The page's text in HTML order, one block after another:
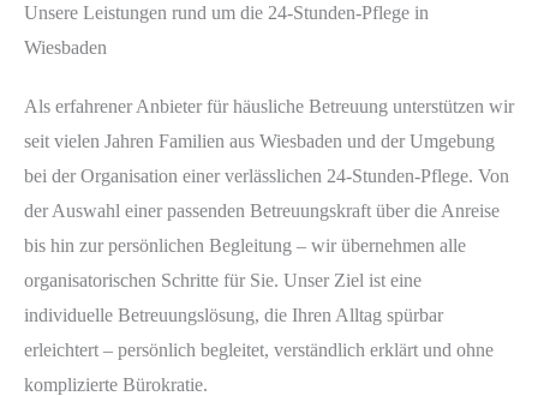
Unsere Leistungen rund um die 24-Stunden-Pflege in
Wiesbaden
Als erfahrener Anbieter für häusliche Betreuung unterstützen wir
seit vielen Jahren Familien aus Wiesbaden und der Umgebung
bei der Organisation einer verlässlichen 24-Stunden-Pflege. Von
der Auswahl einer passenden Betreuungskraft über die Anreise
bis hin zur persönlichen Begleitung – wir übernehmen alle
organisatorischen Schritte für Sie. Unser Ziel ist eine
individuelle Betreuungslösung, die Ihren Alltag spürbar
erleichtert – persönlich begleitet, verständlich erklärt und ohne
komplizierte Bürokratie.